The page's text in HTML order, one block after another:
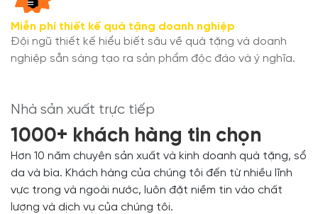
Miễn phí thiết kế quà tặng doanh nghiệp
Đội ngũ thiết kế hiểu biết sâu về quà tặng và doanh
nghiệp sẵn sàng tạo ra sản phẩm độc đáo và ý nghĩa.
Nhà sản xuất trực tiếp
1000+ khách hàng tin chọn
Hơn 10 năm chuyên sản xuất và kinh doanh quà tặng, sổ
da và bìa. Khách hàng của chúng tôi đến từ nhiều lĩnh
vực trong và ngoài nước, luôn đặt niềm tin vào chất
lượng và dịch vụ của chúng tôi.